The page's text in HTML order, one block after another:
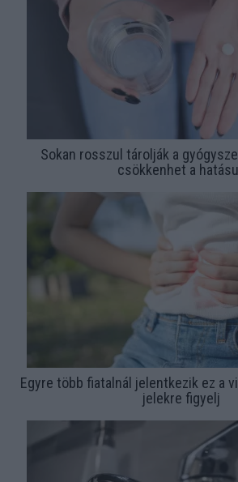
Sokan rosszul tárolják a
csökkenhet a
Egyre több fiatalnál jelentkezik ez a
jelekre figyelj